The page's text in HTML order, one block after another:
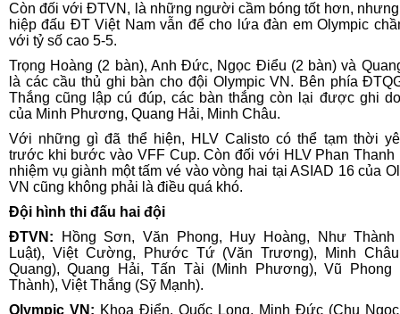
Còn đối với ĐTVN, là những người cầm bóng tốt hơn,
hiệp đấu ĐT Việt Nam vẫn để cho lứa đàn em Olympic
với tỷ số cao 5-5.
Trọng Hoàng (2 bàn), Anh Đức, Ngọc Điểu (2 bàn) và
là các cầu thủ ghi bàn cho đội Olympic VN. Bên phía
Thắng cũng lập cú đúp, các bàn thắng còn lại được ghi
của Minh Phương, Quang Hải, Minh Châu.
Với những gì đã thể hiện, HLV Calisto có thể tạm thời
trước khi bước vào VFF Cup. Còn đối với HLV Phan Thanh
nhiệm vụ giành một tấm vé vào vòng hai tại ASIAD 16 của
VN cũng không phải là điều quá khó.
Đội hình thi đấu hai đội
ĐTVN: Hồng Sơn, Văn Phong, Huy Hoàng, Như
Luật), Việt Cường, Phước Tứ (Văn Trương), Minh
Quang), Quang Hải, Tấn Tài (Minh Phương), Vũ Phong
Thành), Việt Thắng (Sỹ Mạnh).
Olympic VN: Khoa Điển, Quốc Long, Minh Đức (Chu